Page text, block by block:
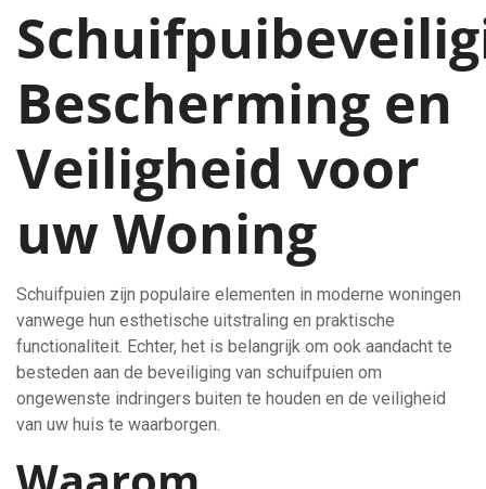
Bescherming en
Veiligheid voor
uw Woning
Schuifpuien zijn populaire elementen in moderne woningen
vanwege hun esthetische uitstraling en praktische
functionaliteit. Echter, het is belangrijk om ook aandacht te
besteden aan de beveiliging van schuifpuien om
ongewenste indringers buiten te houden en de veiligheid
van uw huis te waarborgen.